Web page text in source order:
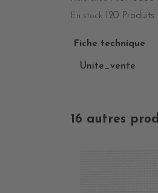
En stock 120 Produits
Fiche technique
Unite_vente
16 autres